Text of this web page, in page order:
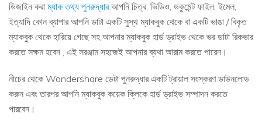
ডিজাইন করাম্যাক তথ্য পুনরুদ্ধারআপনি চিত্র, ভিডিও, ডকুমেন্ট ফাইল, ইমেল,
ইত্যাদি কোন ব্যাপার আপনি ডাটা একটি সুস্থ ম্যাকবুক থেকে বা একটি ভাঙা / বিকৃত
ম্যাকবুক থেকে হারিয়ে গেছে সহ আপনার ম্যাকবুক হার্ড ড্রাইভ থেকে ভর ডাটা রিকভার
করতে সক্ষম হবেন , এই সরঞ্জাম সহজেই আপনার ব্যথা আরাম করতে পারেন।
নীচের থেকে Wondershare ডেটা পুনরুদ্ধার একটি ট্রায়াল সংস্করণ ডাউনলোড
করুন এবং তারপর আপনি ম্যাকবুক কয়েক ক্লিকে হার্ড ড্রাইভ সম্পাদন করতে
পারবেন।